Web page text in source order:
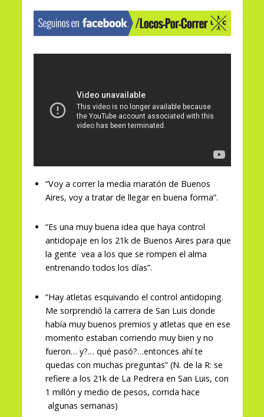
“Voy a correr la media maratón de Buenos
Aires, voy a tratar de llegar en buena forma”.
“Es una muy buena idea que haya control
antidopaje en los 21k de Buenos Aires para que
la gente vea a los que se rompen el alma
entrenando todos los días”.
“Hay atletas esquivando el control antidoping.
Me sorprendió la carrera de San Luis donde
había muy buenos premios y atletas que en ese
momento estaban corriendo muy bien y no
fueron… y?… qué pasó?…entonces ahí te
quedas con muchas preguntas” (N. de la R: se
refiere a los 21k de La Pedrera en San Luis, con
1 millón y medio de pesos, corrida hace
algunas semanas)